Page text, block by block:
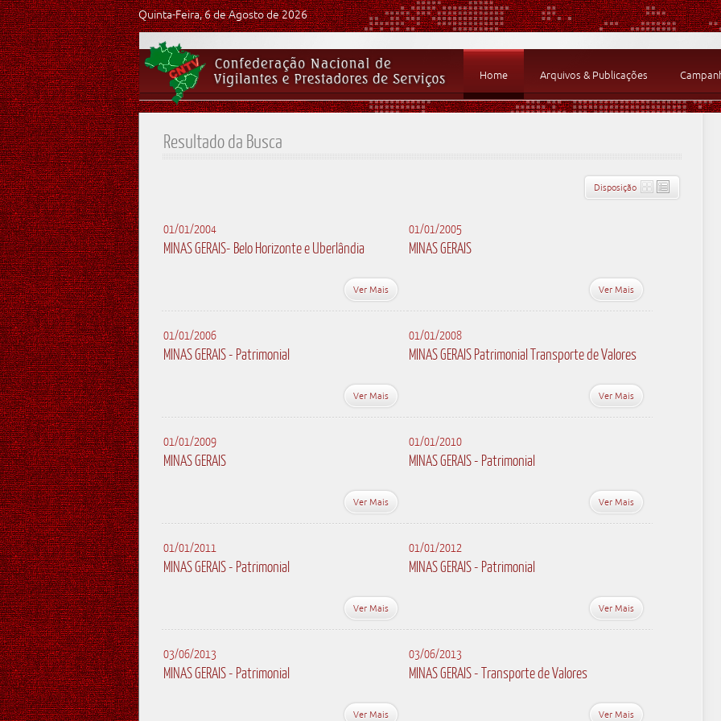
Quinta-Feira, 6 de Agosto de 2026
Home Arquivos & Publicações
Resultado da Busca
Disposição
01/01/2004
MINAS GERAIS- Belo Horizonte e Uberlândia
Ver Mais
01/01/2005
MINAS GERAIS
Ver Mais
01/01/2006
MINAS GERAIS - Patrimonial
Ver Mais
01/01/2008
MINAS GERAIS Patrimonial Transporte de Valores
Ver Mais
01/01/2009
MINAS GERAIS
Ver Mais
01/01/2010
MINAS GERAIS - Patrimonial
Ver Mais
01/01/2011
MINAS GERAIS - Patrimonial
Ver Mais
01/01/2012
MINAS GERAIS - Patrimonial
Ver Mais
03/06/2013
MINAS GERAIS - Patrimonial
Ver Mais
03/06/2013
MINAS GERAIS - Transporte de Valores
Ver Mais